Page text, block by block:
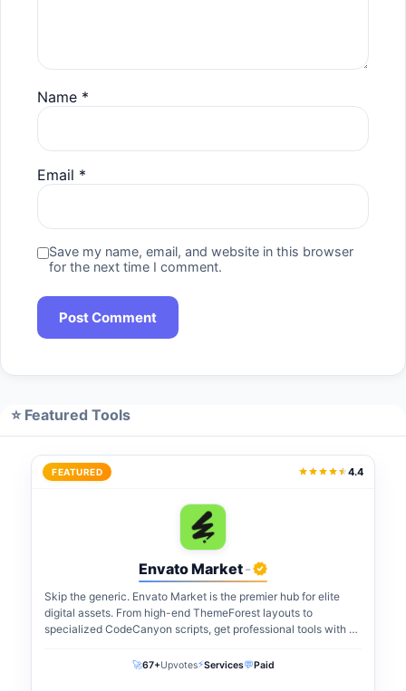
Name *
Email *
Save my name, email, and website in this browser
for the next time I comment.
⭐ Featured Tools
FEATURED 4.4
Envato Market-
Skip the generic. Envato Market is the premier hub for elite
digital assets. From high-end ThemeForest layouts to
specialized CodeCanyon scripts, get professional tools with a
🚀67+Upvotes⚡Services💬Paid